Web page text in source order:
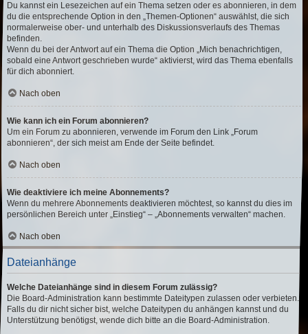
Du kannst ein Lesezeichen auf ein Thema setzen oder es abonnieren, in dem
du die entsprechende Option in den „Themen-Optionen“ auswählst, die sich
normalerweise ober- und unterhalb des Diskussionsverlaufs des Themas
befinden.
Wenn du bei der Antwort auf ein Thema die Option „Mich benachrichtigen,
sobald eine Antwort geschrieben wurde“ aktivierst, wird das Thema ebenfalls
für dich abonniert.
Nach oben
Wie kann ich ein Forum abonnieren?
Um ein Forum zu abonnieren, verwende im Forum den Link „Forum
abonnieren“, der sich meist am Ende der Seite befindet.
Nach oben
Wie deaktiviere ich meine Abonnements?
Wenn du mehrere Abonnements deaktivieren möchtest, so kannst du dies im
persönlichen Bereich unter „Einstieg“ – „Abonnements verwalten“ machen.
Nach oben
Dateianhänge
Welche Dateianhänge sind in diesem Forum zulässig?
Die Board-Administration kann bestimmte Dateitypen zulassen oder verbieten.
Falls du dir nicht sicher bist, welche Dateitypen du anhängen kannst und du
Unterstützung benötigst, wende dich bitte an die Board-Administration.